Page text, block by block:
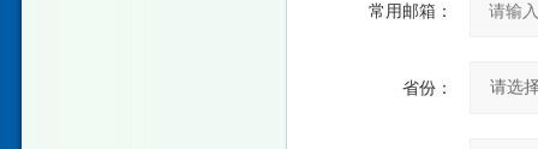
常用邮箱：
省份：